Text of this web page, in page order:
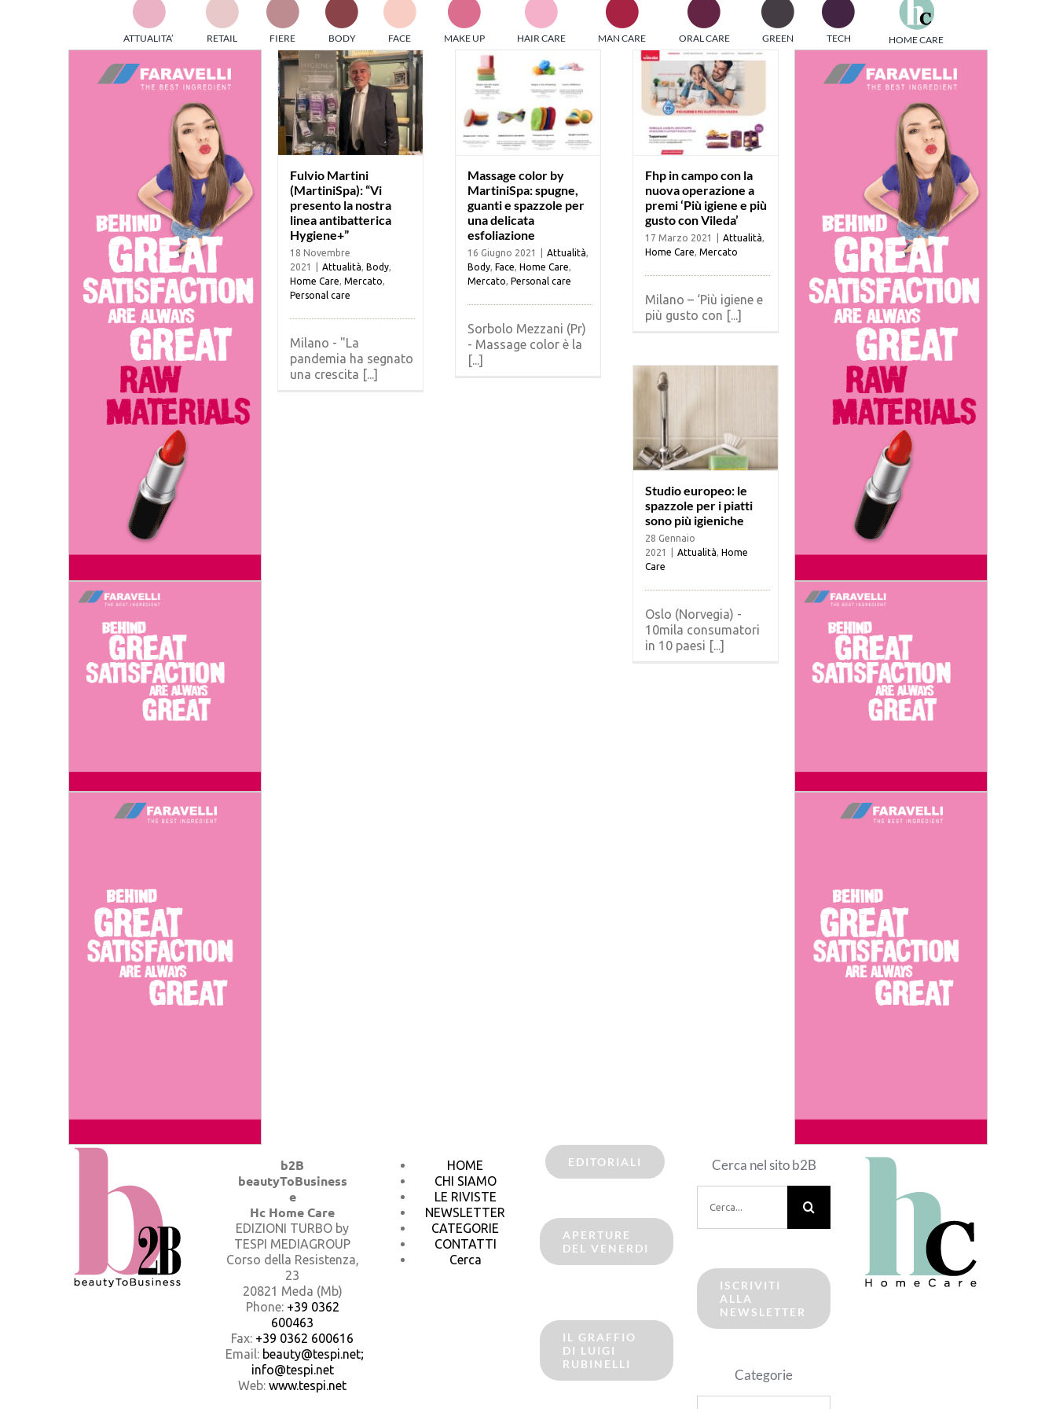
TESPI MEDIAGROUP racchiude un pool di società di comunicazione
ed editrici specializzate nell’informazione b2b. Edizioni Turbo, in
particolare, attraverso numerose riviste verticali, fornisce strumenti di
informazione che coinvolgono gli attori nei settori beauty, food,
technology, entertainment e sport.
Stay tuned!
LE RIVISTE
Scroll Down
ATTUALITA’ RETAIL FIERE BODY FACE MAKE UP HAIR CARE MAN CARE ORAL CARE GREEN TECH HOME CARE
Fulvio Martini
(MartiniSpa): “Vi
Hygiene+”
Fulvio Martini
(MartiniSpa): “Vi
presento la nostra
linea antibatterica
Hygiene+”
18 Novembre
2021
Attualità Body,
Home Care Mercato
Personal care
Milano - "La
pandemia ha segnato
una crescita [...]
Massage color by
MartiniSpa: spugne,
guanti e spazzole per
una delicata
esfoliazione
16 Giugno 2021 Attualità
Body, Face Home Care
Mercato Personal care
Sorbolo Mezzani (Pr)
- Massage color è la
[...]
Fhp in campo con la
nuova operazione a
premi ‘Più igiene e
più gusto con
Fhp in campo con la
nuova operazione a
premi ‘Più igiene e più
gusto con Vileda’
17 Marzo 2021 Attualità
Home Care Mercato
Milano – ‘Più igiene e
più gusto con [...]
Studio europeo: le
spazzole per i piatti
sono più igieniche
28 Gennaio
2021
Attualità Home
Care
Oslo (Norvegia) -
10mila consumatori
in 10 paesi [...]
b2B
beautyToBusiness
e
Hc Home Care
EDIZIONI TURBO by
TESPI MEDIAGROUP
Corso della Resistenza,
23
20821 Meda (Mb)
Phone: +39 0362
600463
Fax: +39 0362 600616
Email: beauty@tespi.net;
info@tespi.net
Web: www.tespi.net
HOME
CHI SIAMO
LE RIVISTE
NEWSLETTER
CATEGORIE
CONTATTI
Cerca
EDITORIALI
APERTURE
DEL VENERDI
IL GRAFFIO
DI LUIGI
RUBINELLI
Cerca nel sito b2B
per:
ISCRIVITI
ALLA
NEWSLETTER
Categorie